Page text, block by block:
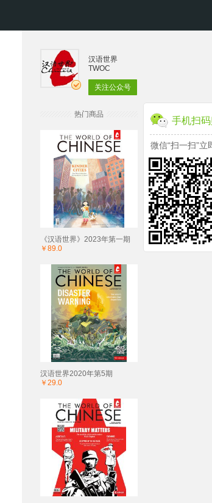
汉语世界
TWOC
关注公众号
热门商品
《汉语世界》2023年第一期
￥89.0
汉语世界2020年第5期
￥29.0
手机扫
微信“扫一扫”立